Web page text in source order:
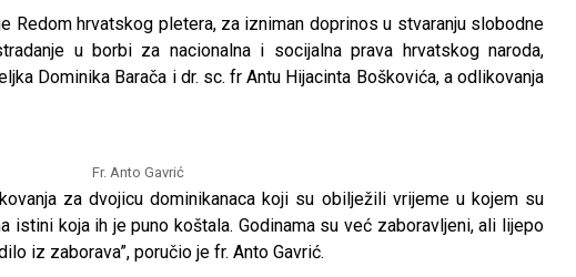
Redom hrvatskog pletera, za izniman doprinos u stvaranju slobodne
u borbi za nacionalna i socijalna prava hrvatskog naroda,
Dominika Barača i dr. sc. fr Antu Hijacinta Boškovića, a odlikovanja
Fr. Anto Gavrić
za dvojicu dominikanaca koji su obilježili vrijeme u kojem su
istini koja ih je puno koštala. Godinama su već zaboravljeni, ali lijepo
iz zaborava”, poručio je fr. Anto Gavrić.
Smrtovdan nadbiskupa Petra Čule